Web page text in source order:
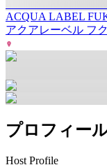
ACQUA LABEL
アクアレーベル フ
プロフィー
Host Profile